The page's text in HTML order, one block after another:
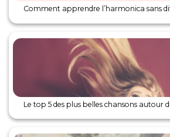
Comment apprendre l’harmonica sans
Le top 5 des plus belles chansons autour